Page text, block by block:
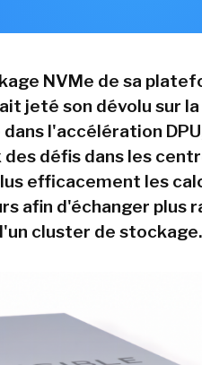
NVMe de sa
jeté son dévolu sur
dans l'accélération
défis dans les
efficacement les
afin d'échanger plus
cluster de stockage.